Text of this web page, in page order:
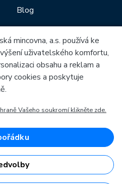
Blog
pro konkurenceschopnost
rozvoj
mincovna, a.s. používá ke
uživatelského komfortu,
obsahu a reklam a
cookies a poskytuje
Vašeho soukromí klikněte zde.